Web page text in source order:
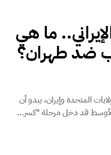
ما هي
ضد طهران؟
المتحدة وإيران، يبدو أن
قد دخل مرحلة "كسر...